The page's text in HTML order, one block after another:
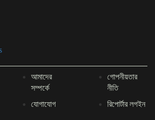
আমাদের
সম্পর্কে
গোপনীয়তার
নীতি
যোগাযোগ রিপোর্টার লগইন